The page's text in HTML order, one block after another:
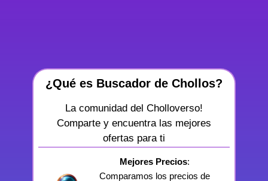
¿Qué es Buscador de Chollos?
La comunidad del Cholloverso!
Comparte y encuentra las mejores
ofertas para ti
Mejores Precios:
Comparamos los precios de